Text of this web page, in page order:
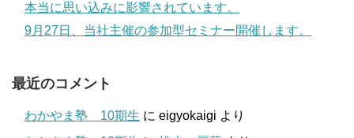
本当に思い込みに影響されています。
9月27日、当社主催の参加型セミナー開催します。
最近のコメント
わかやま塾 10期生 に eigyokaigi より